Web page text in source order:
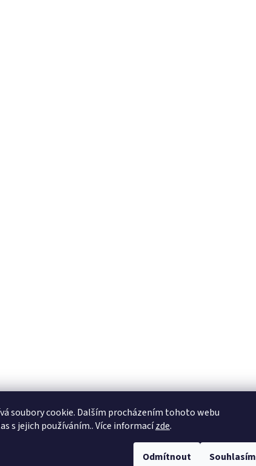
soubory cookie. Dalším procházením tohoto webu
s jejich používáním.. Více informacízde.
Odmítnout Souhlasím